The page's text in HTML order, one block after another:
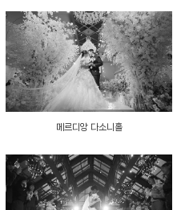
메르디앙 다소니홀